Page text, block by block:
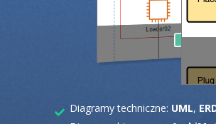
Diagramy techniczne: UML,